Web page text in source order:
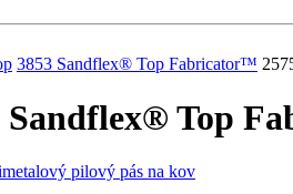
3853 Sandflex® Top Fabricator™
Sandflex® Top